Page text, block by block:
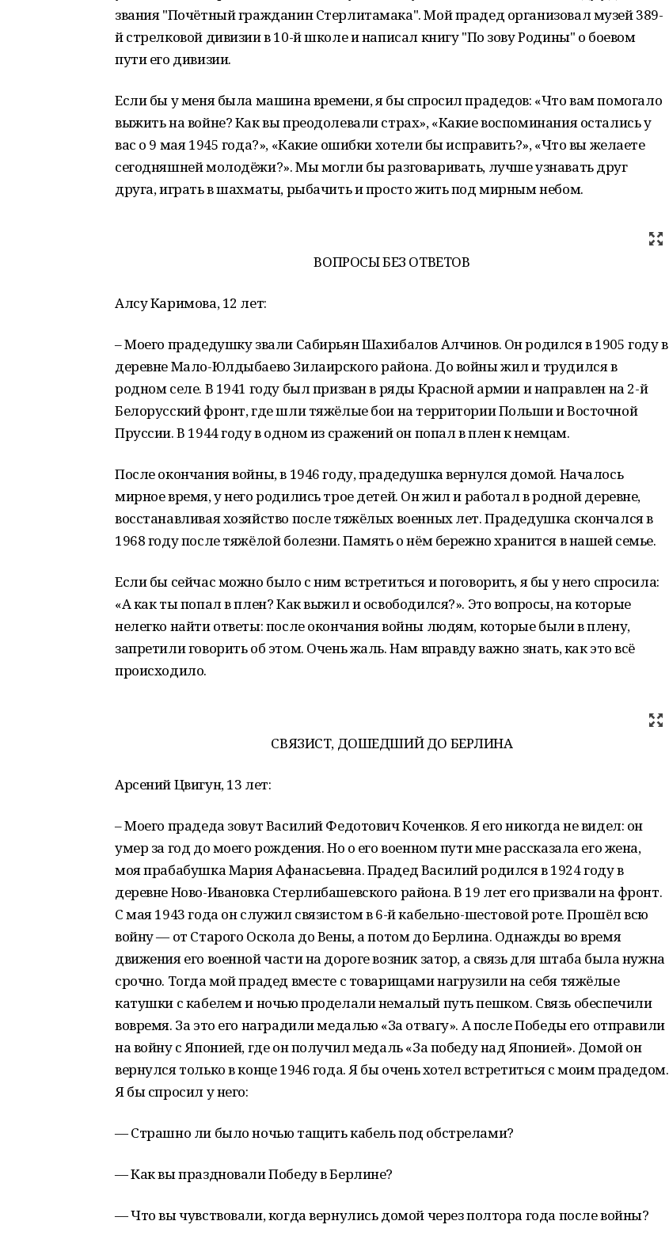
звания "Почётный гражданин Стерлитамака". Мой прадед организовал музей 389-
й стрелковой дивизии в 10-й школе и написал книгу "По зову Родины" о боевом
пути его дивизии.
Если бы у меня была машина времени, я бы спросил прадедов: «Что вам помогало
выжить на войне? Как вы преодолевали страх», «Какие воспоминания остались у
вас о 9 мая 1945 года?», «Какие ошибки хотели бы исправить?», «Что вы желаете
сегодняшней молодёжи?». Мы могли бы разговаривать, лучше узнавать друг
друга, играть в шахматы, рыбачить и просто жить под мирным небом.
ВОПРОСЫ БЕЗ ОТВЕТОВ
Алсу Каримова, 12 лет:
– Моего прадедушку звали Сабирьян Шахибалов Алчинов. Он родился в 1905 году в
деревне Мало-Юлдыбаево Зилаирского района. До войны жил и трудился в
родном селе. В 1941 году был призван в ряды Красной армии и направлен на 2-й
Белорусский фронт, где шли тяжёлые бои на территории Польши и Восточной
Пруссии. В 1944 году в одном из сражений он попал в плен к немцам.
После окончания войны, в 1946 году, прадедушка вернулся домой. Началось
мирное время, у него родились трое детей. Он жил и работал в родной деревне,
восстанавливая хозяйство после тяжёлых военных лет. Прадедушка скончался в
1968 году после тяжёлой болезни. Память о нём бережно хранится в нашей семье.
Если бы сейчас можно было с ним встретиться и поговорить, я бы у него спросила:
«А как ты попал в плен? Как выжил и освободился?». Это вопросы, на которые
нелегко найти ответы: после окончания войны людям, которые были в плену,
запретили говорить об этом. Очень жаль. Нам вправду важно знать, как это всё
происходило.
СВЯЗИСТ, ДОШЕДШИЙ ДО БЕРЛИНА
Арсений Цвигун, 13 лет:
– Моего прадеда зовут Василий Федотович Коченков. Я его никогда не видел: он
умер за год до моего рождения. Но о его военном пути мне рассказала его жена,
моя прабабушка Мария Афанасьевна. Прадед Василий родился в 1924 году в
деревне Ново-Ивановка Стерлибашевского района. В 19 лет его призвали на фронт.
С мая 1943 года он служил связистом в 6-й кабельно-шестовой роте. Прошёл всю
войну — от Старого Оскола до Вены, а потом до Берлина. Однажды во время
движения его военной части на дороге возник затор, а связь для штаба была нужна
срочно. Тогда мой прадед вместе с товарищами нагрузили на себя тяжёлые
катушки с кабелем и ночью проделали немалый путь пешком. Связь обеспечили
вовремя. За это его наградили медалью «За отвагу». А после Победы его отправили
на войну с Японией, где он получил медаль «За победу над Японией». Домой он
вернулся только в конце 1946 года. Я бы очень хотел встретиться с моим прадедом.
Я бы спросил у него:
— Страшно ли было ночью тащить кабель под обстрелами?
— Как вы праздновали Победу в Берлине?
— Что вы чувствовали, когда вернулись домой через полтора года после войны?